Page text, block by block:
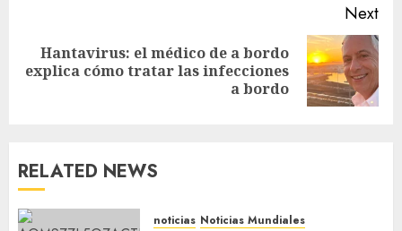
Next
Hantavirus: el médico de a bordo
explica cómo tratar las infecciones
a bordo
RELATED NEWS
noticias Noticias Mundiales